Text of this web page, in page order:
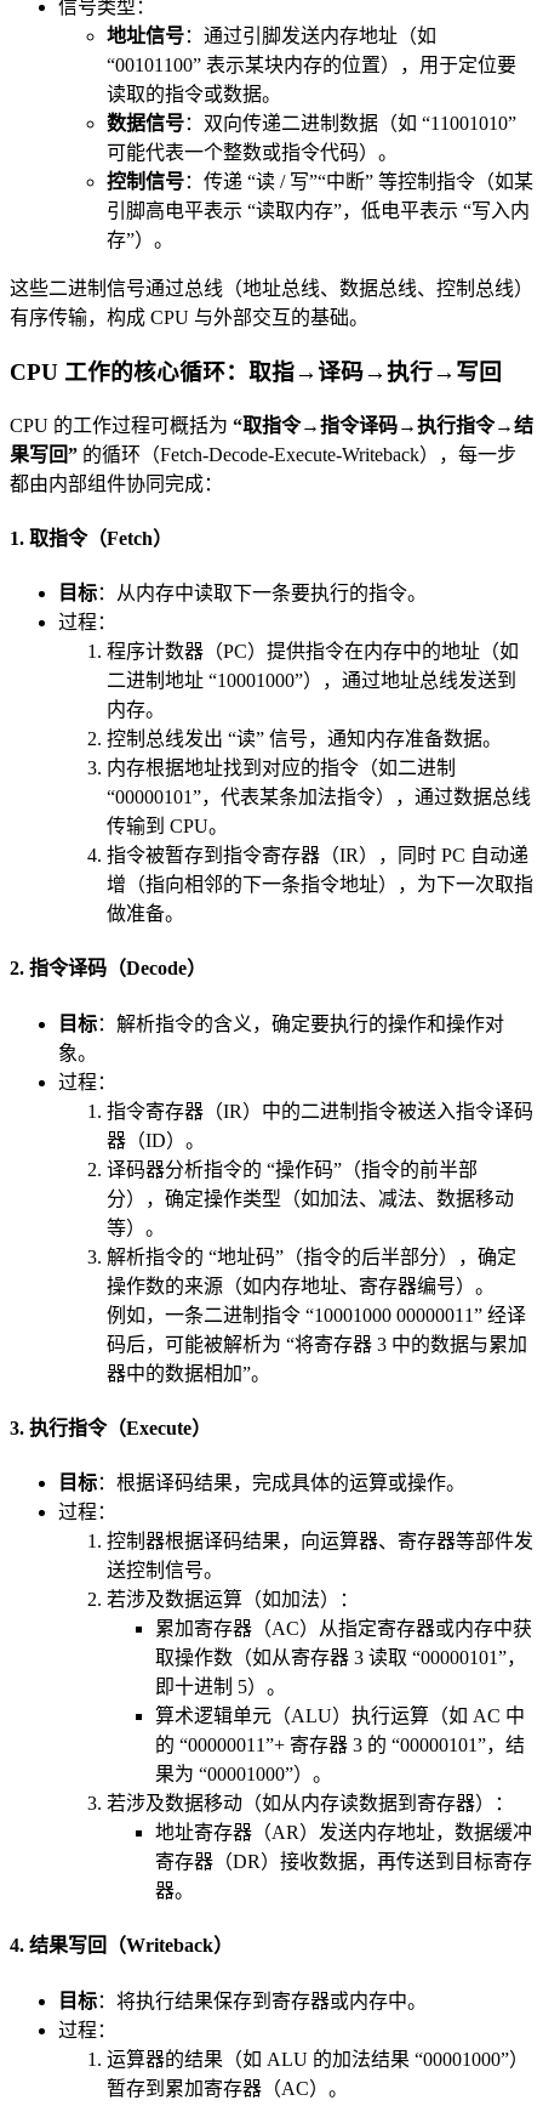
信号类型：
地址信号：通过引脚发送内存地址（如
“00101100” 表示某块内存的位置），用于定位要
读取的指令或数据。
数据信号：双向传递二进制数据（如 “11001010”
可能代表一个整数或指令代码）。
控制信号：传递 “读 / 写”“中断” 等控制指令（如某
引脚高电平表示 “读取内存”，低电平表示 “写入内
存”）。
这些二进制信号通过总线（地址总线、数据总线、控制总线）
有序传输，构成 CPU 与外部交互的基础。
CPU 工作的核心循环：取指→译码→执行→写回
CPU 的工作过程可概括为 “取指令→指令译码→执行指令→结
果写回” 的循环（Fetch-Decode-Execute-Writeback），每一步
都由内部组件协同完成：
1. 取指令（Fetch）
目标：从内存中读取下一条要执行的指令。
过程：
程序计数器（PC）提供指令在内存中的地址（如
二进制地址 “10001000”），通过地址总线发送到
内存。
控制总线发出 “读” 信号，通知内存准备数据。
内存根据地址找到对应的指令（如二进制
“00000101”，代表某条加法指令），通过数据总线
传输到 CPU。
指令被暂存到指令寄存器（IR），同时 PC 自动递
增（指向相邻的下一条指令地址），为下一次取指
做准备。
2. 指令译码（Decode）
目标：解析指令的含义，确定要执行的操作和操作对
象。
过程：
指令寄存器（IR）中的二进制指令被送入指令译码
器（ID）。
译码器分析指令的 “操作码”（指令的前半部
分），确定操作类型（如加法、减法、数据移动
等）。
解析指令的 “地址码”（指令的后半部分），确定
操作数的来源（如内存地址、寄存器编号）。
例如，一条二进制指令 “10001000 00000011” 经译
码后，可能被解析为 “将寄存器 3 中的数据与累加
器中的数据相加”。
3. 执行指令（Execute）
目标：根据译码结果，完成具体的运算或操作。
过程：
控制器根据译码结果，向运算器、寄存器等部件发
送控制信号。
若涉及数据运算（如加法）：
累加寄存器（AC）从指定寄存器或内存中获
取操作数（如从寄存器 3 读取 “00000101”，
即十进制 5）。
算术逻辑单元（ALU）执行运算（如 AC 中
的 “00000011”+ 寄存器 3 的 “00000101”，结
果为 “00001000”）。
若涉及数据移动（如从内存读数据到寄存器）：
地址寄存器（AR）发送内存地址，数据缓冲
寄存器（DR）接收数据，再传送到目标寄存
器。
4. 结果写回（Writeback）
目标：将执行结果保存到寄存器或内存中。
过程：
运算器的结果（如 ALU 的加法结果 “00001000”）
暂存到累加寄存器（AC）。